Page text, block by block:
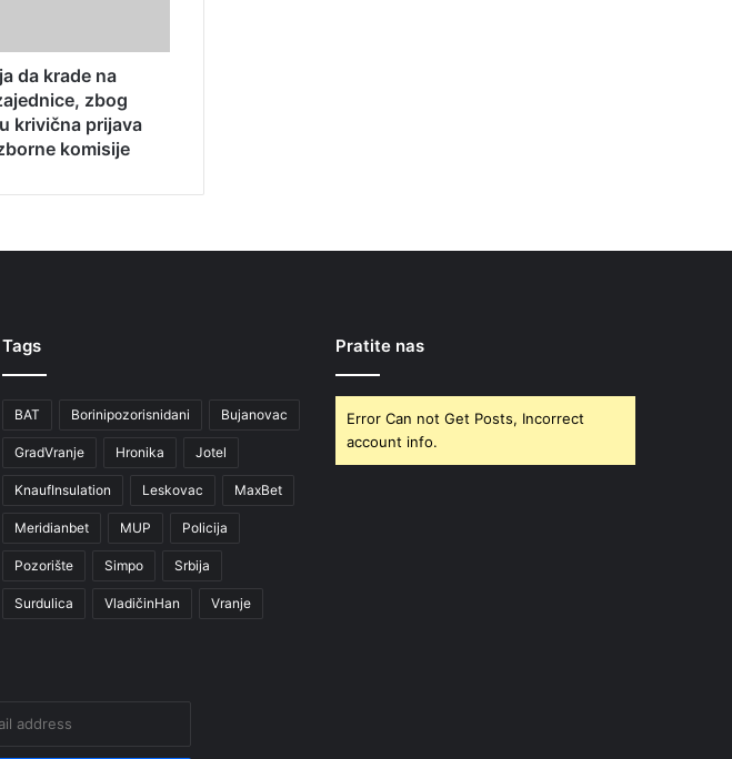
da krade na
zbog
krivična prijava
komisije
Tags
BAT Borinipozorisnidani Bujanovac
GradVranje Hronika Jotel
KnaufInsulation Leskovac MaxBet
Meridianbet MUP Policija
Pozorište Simpo Srbija
Surdulica VladičinHan Vranje
Pratite nas
Error Can not Get Posts, Incorrect
account info.